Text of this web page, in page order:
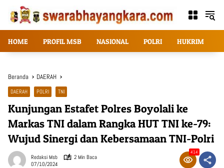
Langsung
konten
HOME PROFIL MSB NASIONAL POLRI HUKRIM
Beranda DAERAH
DAERAH POLRI TNI
Kunjungan Estafet Polres Boyolali ke
Markas TNI dalam Rangka HUT TNI ke-79:
Wujud Sinergi dan Kebersamaan TNI-Polri
Redaksi Msb
2 Min Baca
07/10/2024
414